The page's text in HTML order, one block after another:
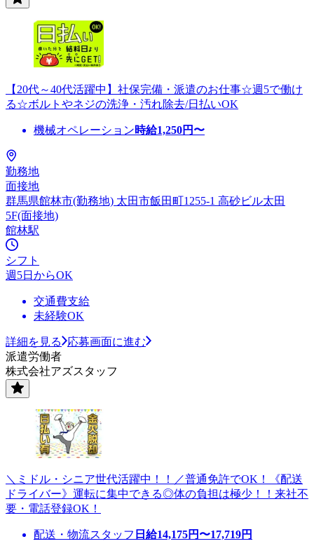
【20代～40代活躍中】社保完備・派遣のお仕事☆週5で働け
る☆ボルトやネジの洗浄・汚れ除去/日払いOK
機械オペレーション時給1,250円〜
勤務地
面接地
群馬県館林市(勤務地) 太田市飯田町1255-1 高砂ビル太田
5F(面接地)
館林駅
シフト
週5日からOK
交通費支給
未経験OK
詳細を見る
応募画面に進む
派遣労働者
株式会社アズスタッフ
＼ミドル・シニア世代活躍中！！／普通免許でOK！《配送
ドライバー》運転に集中できる◎体の負担は極少！！来社不
要・電話登録OK！
配送・物流スタッフ 日給14,175円〜17,719円